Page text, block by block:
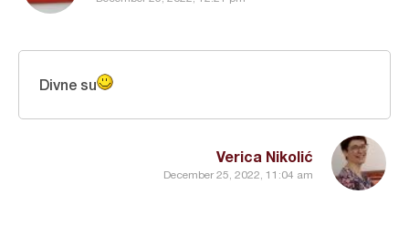
Verica Nikolić
December 25, 2022, 11:04 am
Divne su